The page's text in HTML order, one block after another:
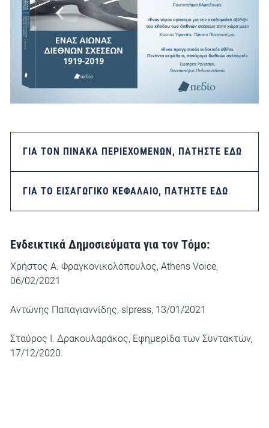
ΓΙΑ ΤΟΝ ΠΊΝΑΚΑ ΠΕΡΙΕΧΟΜΈΝΩΝ, ΠΑΤΉΣΤΕ ΕΔΏ
ΓΙΑ ΤΟ ΕΙΣΑΓΩΓΙΚΌ ΚΕΦΆΛΑΙΟ, ΠΑΤΉΣΤΕ ΕΔΏ
Ενδεικτικά Δημοσιεύματα για τον Tόμο:
Χρήστος Α. Φραγκονικολόπουλος, Athens Voice,
06/02/2021
Αντώνης Παπαγιαννίδης, slpress, 13/01/2021
Σταύρος Ι. Δρακουλαράκος, Εφημερίδα των Συντακτών,
17/12/2020.